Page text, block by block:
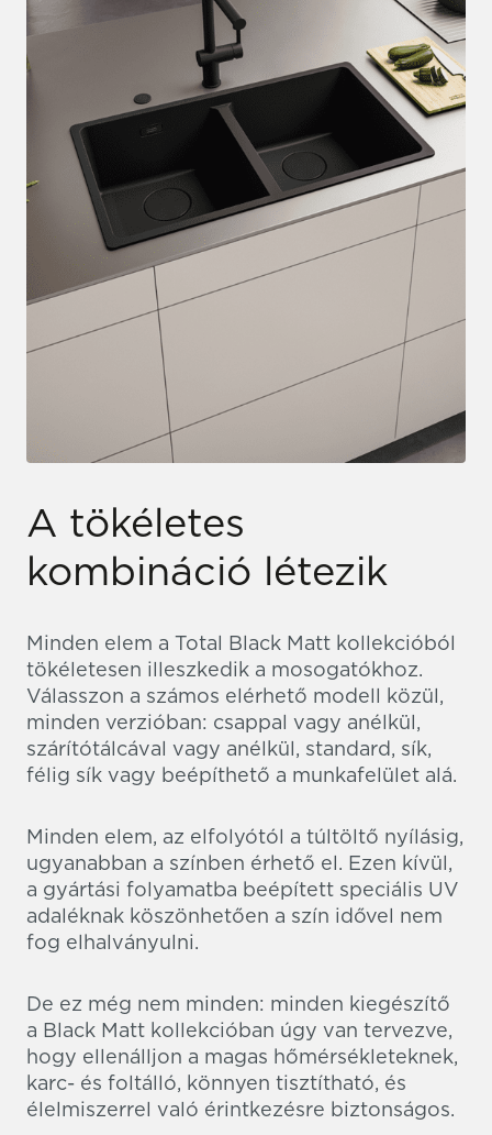
A tökéletes
kombináció létezik
Minden elem a Total Black Matt kollekcióból
tökéletesen illeszkedik a mosogatókhoz.
Válasszon a számos elérhető modell közül,
minden verzióban: csappal vagy anélkül,
szárítótálcával vagy anélkül, standard, sík,
félig sík vagy beépíthető a munkafelület alá.
Minden elem, az elfolyótól a túltöltő nyílásig,
ugyanabban a színben érhető el. Ezen kívül,
a gyártási folyamatba beépített speciális UV
adaléknak köszönhetően a szín idővel nem
fog elhalványulni.
De ez még nem minden: minden kiegészítő
a Black Matt kollekcióban úgy van tervezve,
hogy ellenálljon a magas hőmérsékleteknek,
karc- és foltálló, könnyen tisztítható, és
élelmiszerrel való érintkezésre biztonságos.